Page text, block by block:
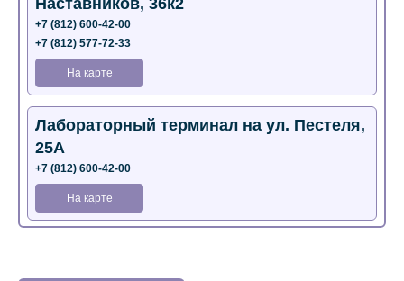
Наставников, 36к2
+7 (812) 600-42-00
+7 (812) 577-72-33
На карте
Лабораторный терминал на ул. Пестеля,
25А
+7 (812) 600-42-00
На карте